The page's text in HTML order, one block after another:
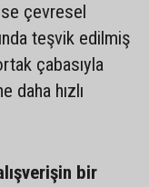
çevresel
teşvik edilmiş
çabasıyla
daha hızlı
bir